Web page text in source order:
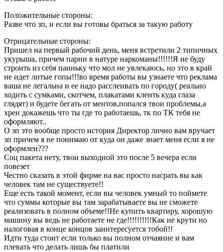
Положительные стороны:
Разве что зп, и если вы готовы браться за такую работу
Отрицательные стороны:
Пришел на первый рабочий день, меня встретили 2 типичных
укурыша, причем парни в натуре наркоманы!!!!!!Я не буду
строить из себя паиньку что мол не увлекаюсь, но это в край
не идет литые гопы!!!во время работы вы узнаете что реклама
ваша не легальна и ее надо расслеивать по городу( реально
ходить с сумками, скотчем, плакатами клеить куда глаза
глядят) и будете бегать от ментов,попался твои проблемы,а
хрен докажешь что ты где то работаешь, тк по ТК тебя не
оформляют..
О зп это вообще просто история Директор лично вам вручает
зп причем я не понимаю от куда он даже знает меня если я не
оформлен???
Соц пакета нету, твои выходной это после 5 вечера если
повезет
Честно сказать в этой фирме на вас просто насрать вы как
человек там не существуете!!
Еще есть такой момент, если вы человек умный то поймете
что суммы которые вы там зарабатываете вы не сможете
реализовать в полном объеме!!Не купить квартиру, хорошую
машину вы ведь не работаете не где!!!!!!!!!!Как не крути но
налоговая в конце концов заинтересуется тобой!!
Идти туда стоит если только вы полном отчаяние и вам
плевать что делать лишь бы платили